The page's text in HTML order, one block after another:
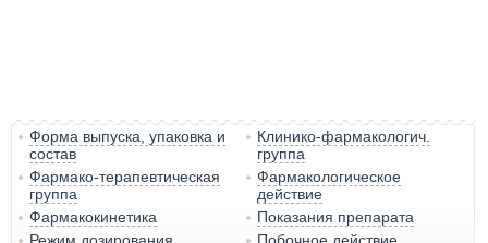
Форма выпуска, упаковка и
состав
Клинико-фармакологич.
группа
Фармако-терапевтическая
группа
Фармакологическое
действие
Фармакокинетика
Показания препарата